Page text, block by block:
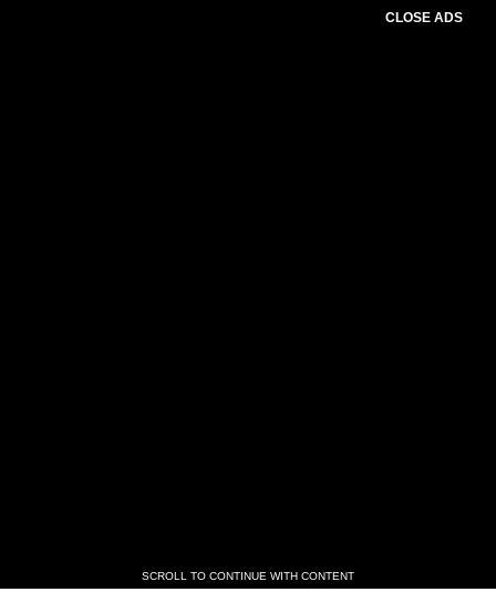
CLOSE ADS
SCROLL TO CONTINUE WITH CONTENT